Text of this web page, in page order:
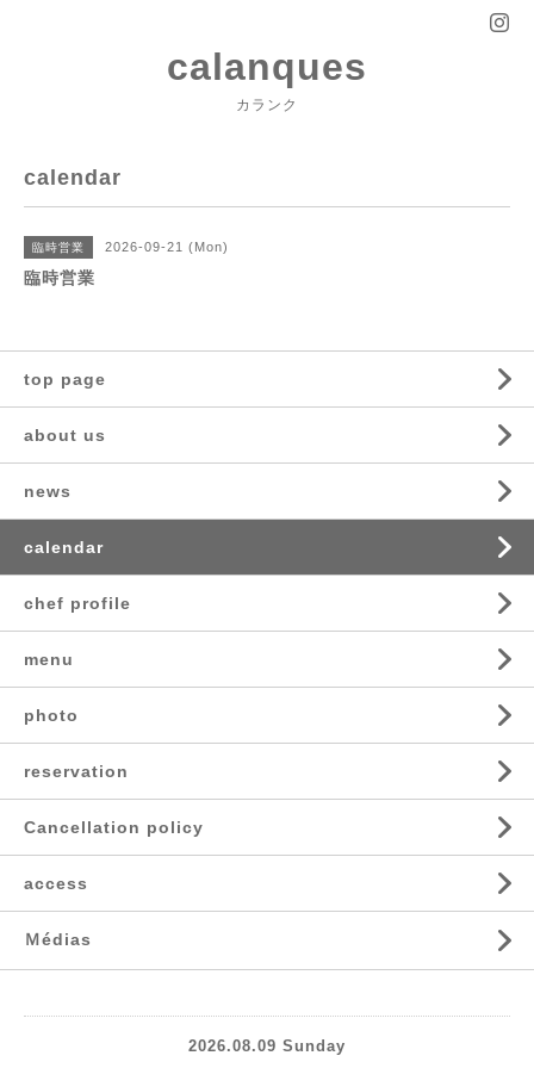
calanques
カランク
calendar
臨時営業 2026-09-21 (Mon)
臨時営業
top page
about us
news
calendar
chef profile
menu
photo
reservation
Cancellation policy
access
Ｍédias
2026.08.09 Sunday